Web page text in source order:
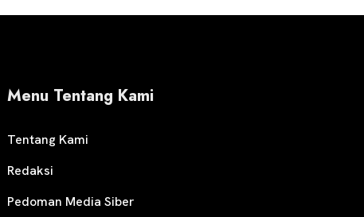
Menu Tentang Kami
Tentang Kami
Redaksi
Pedoman Media Siber